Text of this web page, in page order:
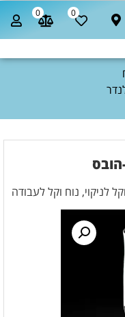
0
0
לניקוי, נוח וקל לעבודה